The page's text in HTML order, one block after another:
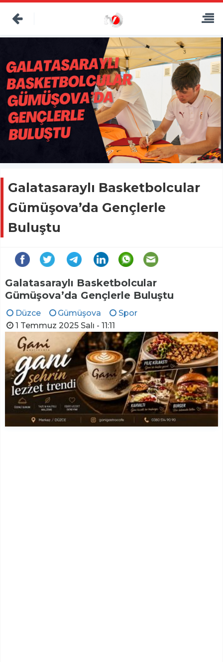
Galatasaraylı Basketbolcular
Gümüşova’da Gençlerle
Buluştu
Galatasaraylı Basketbolcular
Gümüşova’da Gençlerle Buluştu
Düzce Gümüşova
Spor
1 Temmuz 2025 Salı - 11:11